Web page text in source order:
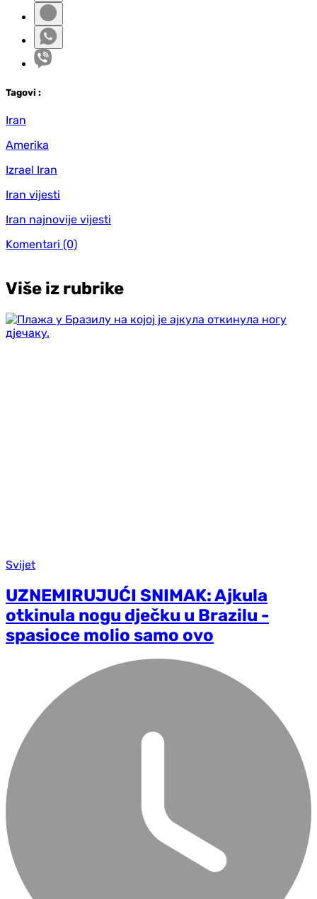
Tagovi :
Iran
Amerika
Izrael Iran
Iran vijesti
Iran najnovije vijesti
Komentari (0)
Više iz rubrike
Svijet
UZNEMIRUJUĆI SNIMAK: Ajkula
otkinula nogu dječku u Brazilu -
spasioce molio samo ovo